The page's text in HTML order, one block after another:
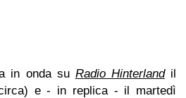
in onda su Radio Hinterlandil
e - in replica - il martedì